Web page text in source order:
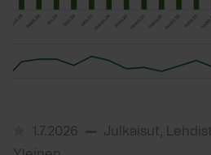
1.7.2026
Julkaisut,